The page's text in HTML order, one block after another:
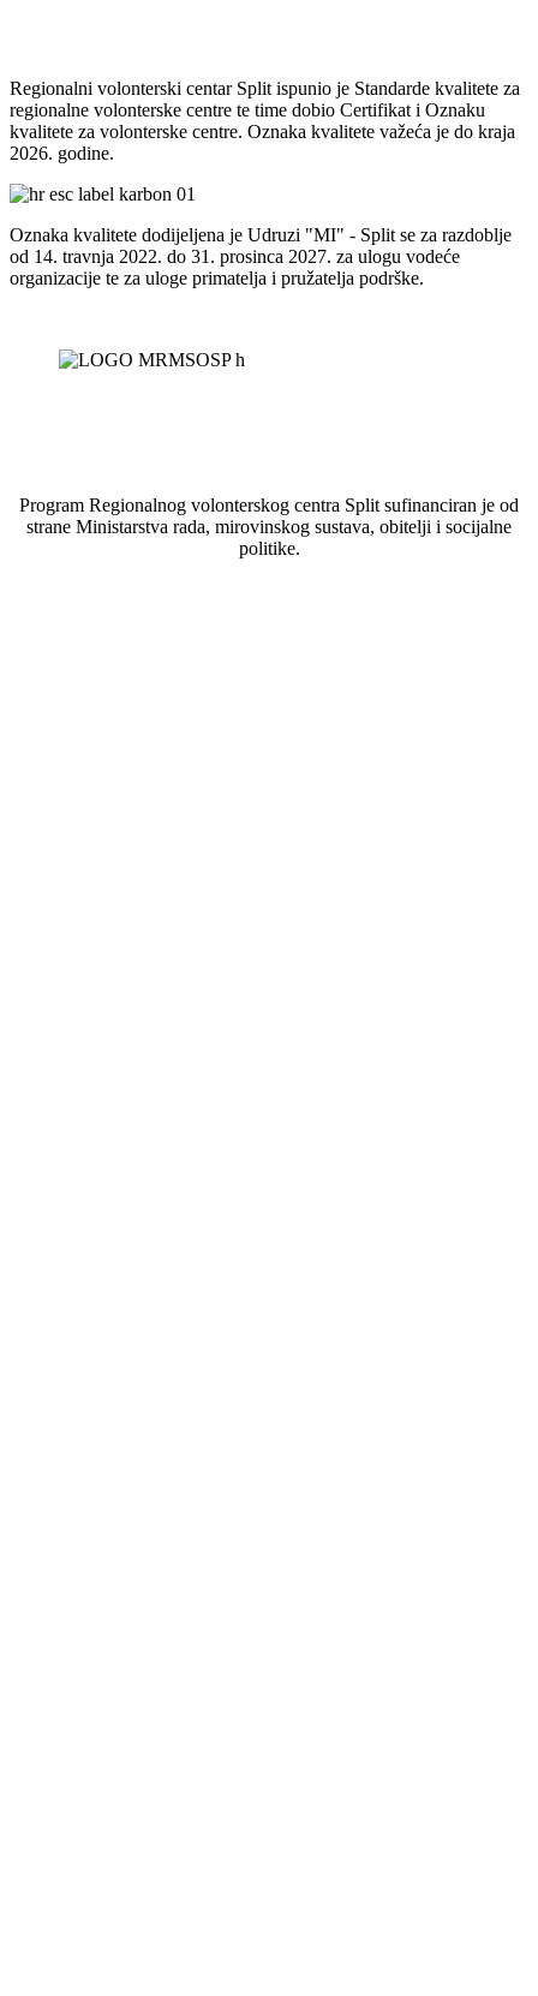
Regionalni volonterski centar Split ispunio je Standarde kvalitete za
regionalne volonterske centre te time dobio Certifikat i Oznaku
kvalitete za volonterske centre. Oznaka kvalitete važeća je do kraja
2026. godine.
Oznaka kvalitete dodijeljena je Udruzi "MI" - Split se za razdoblje
od 14. travnja 2022. do 31. prosinca 2027. za ulogu vodeće
organizacije te za uloge primatelja i pružatelja podrške.
Program Regionalnog volonterskog centra Split sufinanciran je od
strane Ministarstva rada, mirovinskog sustava, obitelji i socijalne
politike.